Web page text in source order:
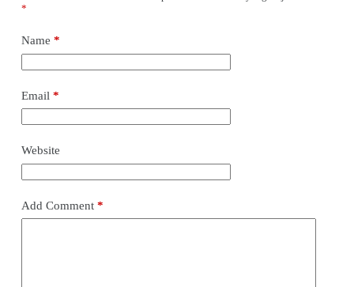
*
Name *
Email *
Website
Add Comment*